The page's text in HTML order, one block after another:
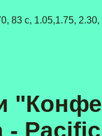
83 c, 1.05,1.75,
-